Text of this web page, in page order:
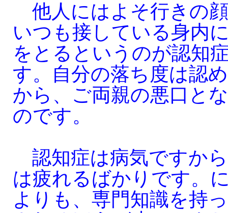
他人にはよそ行きの
いつも接している身内
をとるというのが認知
す。自分の落ち度は認
から、ご両親の悪口と
のです。
認知症は病気ですか
は疲れるばかりです。
よりも、専門知識を持